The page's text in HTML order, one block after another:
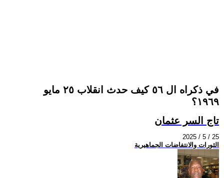
في ذكراه ال ٥٦ كيف حدث انقلاب ٢٥ مايو
١٩٦٩؟
تاج السر عثمان
2025 / 5 / 25
الثورات والانتفاضات الجماهيرية